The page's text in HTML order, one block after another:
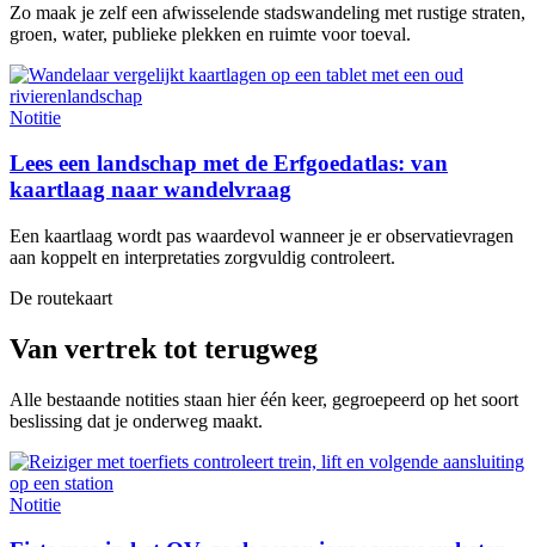
Zo maak je zelf een afwisselende stadswandeling met rustige straten,
groen, water, publieke plekken en ruimte voor toeval.
Notitie
Lees een landschap met de Erfgoedatlas: van
kaartlaag naar wandelvraag
Een kaartlaag wordt pas waardevol wanneer je er observatievragen
aan koppelt en interpretaties zorgvuldig controleert.
De routekaart
Van vertrek tot terugweg
Alle bestaande notities staan hier één keer, gegroepeerd op het soort
beslissing dat je onderweg maakt.
Notitie